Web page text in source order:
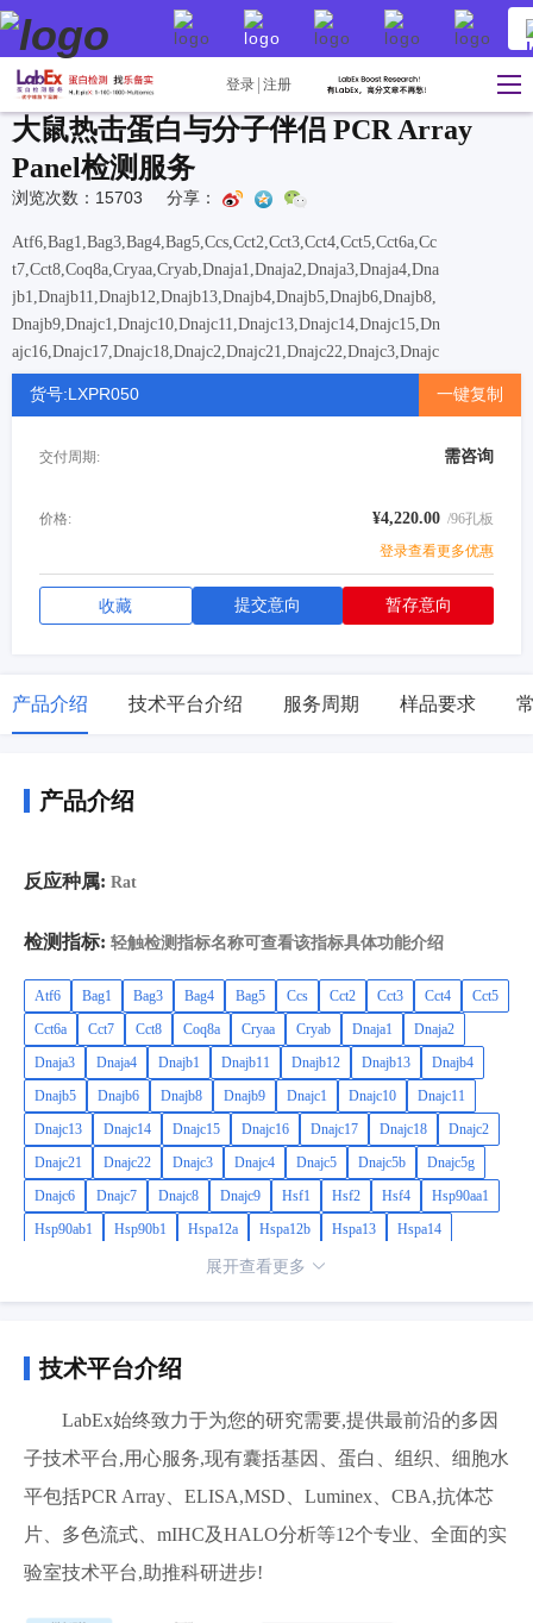
登录 注册
大鼠热击蛋白与分子伴侣 PCR Array
Panel检测服务
浏览次数：15703 分享：
Atf6,Bag1,Bag3,Bag4,Bag5,Ccs,Cct2,Cct3,Cct4,Cct5,Cct6a,Cc
t7,Cct8,Coq8a,Cryaa,Cryab,Dnaja1,Dnaja2,Dnaja3,Dnaja4,Dna
jb1,Dnajb11,Dnajb12,Dnajb13,Dnajb4,Dnajb5,Dnajb6,Dnajb8,
Dnajb9,Dnajc1,Dnajc10,Dnajc11,Dnajc13,Dnajc14,Dnajc15,Dn
ajc16,Dnajc17,Dnajc18,Dnajc2,Dnajc21,Dnajc22,Dnajc3,Dnajc
4,Dnajc5,Dnajc5b,Dnajc5g,Dnajc6,Dnajc7,Dnajc8,Dnajc9,Hsf1
,Hsf2,Hsf4,Hsp90aa1,Hsp90ab1,Hsp90b1,Hspa12a,Hspa12b,Hs
,Hspb1,Hspb2,Hspb3,Hspb6,Hspb7,Hspb8,Hspb9,Hspd1,Hspe1
货号:LXPR050 一键复制
交付周期: 需咨询
价格: ¥4,220.00 /96孔板
登录查看更多优惠
收藏 提交意向 暂存意向
产品介绍 技术平台介绍 服务周期 样品要求
产品介绍
反应种属: Rat
检测指标: 轻触检测指标名称可查看该指标具体功能介绍
Atf6 Bag1 Bag3 Bag4 Bag5 Ccs Cct2 Cct3 Cct4
Cct5
Cct6a
Cct7 Cct8 Coq8a Cryaa Cryab Dnaja1
Dnaja2
Dnaja3
Dnaja4 Dnajb1 Dnajb11 Dnajb12 Dnajb13
Dnajb4
Dnajb5
Dnajb6 Dnajb8 Dnajb9 Dnajc1 Dnajc10
Dnajc11
Dnajc13
Dnajc14 Dnajc15 Dnajc16 Dnajc17 Dnajc18
Dnajc2
Dnajc21
Dnajc22 Dnajc3 Dnajc4 Dnajc5 Dnajc5b
Dnajc5g
Dnajc6
Dnajc7 Dnajc8 Dnajc9 Hsf1 Hsf2 Hsf4
Hsp90aa1
Hsp90ab1
Hsp90b1 Hspa12a Hspa12b Hspa13
Hspa14
Hspa4 Hspa4l
展开查看更多
技术平台介绍
LabEx始终致力于为您的研究需要,提供最前沿的多因
子技术平台,用心服务,现有囊括基因、蛋白、组织、细胞水
平包括PCR Array、ELISA,MSD、Luminex、CBA,抗体芯
片、多色流式、mIHC及HALO分析等12个专业、全面的实
验室技术平台,助推科研进步!